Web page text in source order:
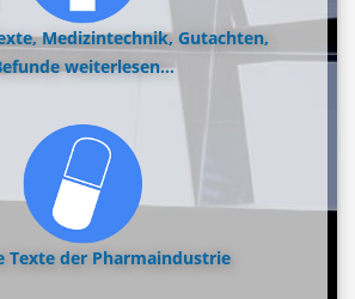
Medizintechnik, Gutachten,
weiterlesen...
Texte der Pharmaindustrie